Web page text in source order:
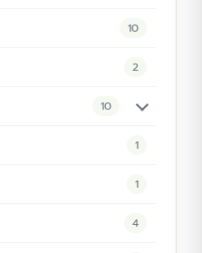
10
2
10
51
1
4